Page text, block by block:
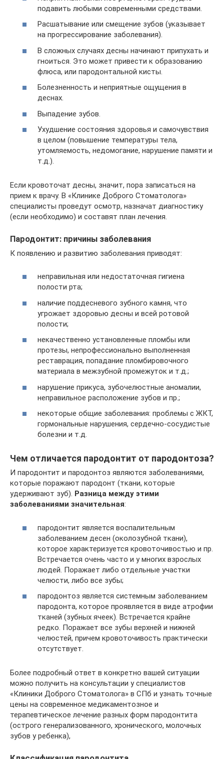
подавить любыми современными средствами.
Расшатывание или смещение зубов (указывает
на прогрессирование заболевания).
В сложных случаях десны начинают припухать и
гноиться. Это может привести к образованию
флюса, или пародонтальной кисты.
Болезненность и неприятные ощущения в
деснах.
Выпадение зубов.
Ухудшение состояния здоровья и самочувствия
в целом (повышение температуры тела,
утомляемость, недомогание, нарушение памяти и
т.д.).
Если кровоточат десны, значит, пора записаться на
прием к врачу. В «Клинике Доброго Стоматолога»
специалисты проведут осмотр, назначат диагностику
(если необходимо) и составят план лечения.
Пародонтит: причины заболевания
К появлению и развитию заболевания приводят:
неправильная или недостаточная гигиена
полости рта;
наличие поддесневого зубного камня, что
угрожает здоровью десны и всей ротовой
полости;
некачественно установленные пломбы или
протезы, непрофессионально выполненная
реставрация, попадание пломбировочного
материала в межзубной промежуток и т.д.;
нарушение прикуса, зубочелюстные аномалии,
неправильное расположение зубов и пр.;
некоторые общие заболевания: проблемы с ЖКТ,
гормональные нарушения, сердечно-сосудистые
болезни и т.д.
Чем отличается пародонтит от пародонтоза?
И пародонтит и пародонтоз являются заболеваниями,
которые поражают пародонт (ткани, которые
удерживают зуб). Разница между этими
заболеваниями значительная:
пародонтит является воспалительным
заболеванием десен (околозубной ткани),
которое характеризуется кровоточивостью и пр.
Встречается очень часто и у многих взрослых
людей. Поражает либо отдельные участки
челюсти, либо все зубы;
пародонтоз является системным заболеванием
пародонта, которое проявляется в виде атрофии
тканей (зубных ячеек). Встречается крайне
редко. Поражает все зубы верхней и нижней
челюстей, причем кровоточивость практически
отсутствует.
Более подробный ответ в конкретно вашей ситуации
можно получить на консультации у специалистов
«Клиники Доброго Стоматолога» в СПб и узнать точные
цены на современное медикаментозное и
терапевтическое лечение разных форм пародонтита
(острого генерализованного, хронического, молочных
зубов у ребенка),